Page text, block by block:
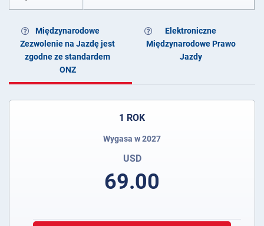
Międzynarodowe
Zezwolenie na Jazdę jest
zgodne ze standardem
ONZ
Elektroniczne
Międzynarodowe Prawo
Jazdy
1 ROK
Wygasa w 2027
USD
69.00